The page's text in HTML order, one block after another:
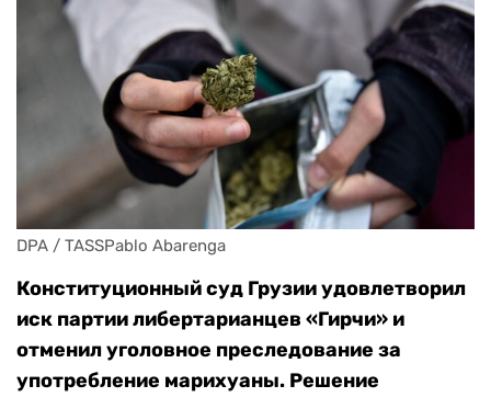
DPA / TASSPablo Abarenga
Конституционный суд Грузии удовлетворил
иск партии либертарианцев «Гирчи» и
отменил уголовное преследование за
употребление марихуаны. Решение